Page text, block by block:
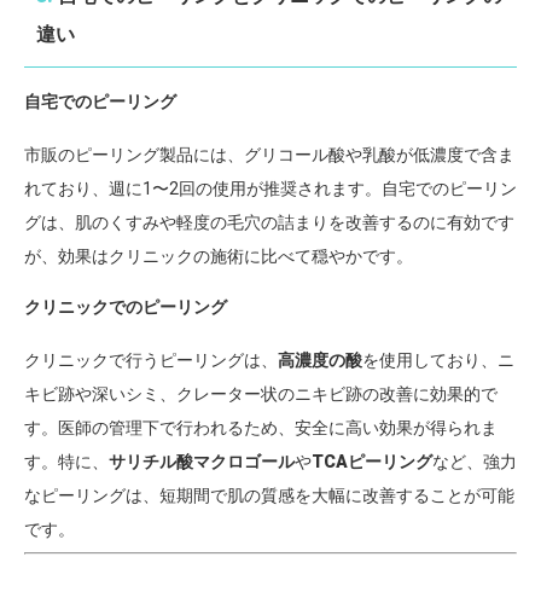
違い
自宅でのピーリング
市販のピーリング製品には、グリコール酸や乳酸が低濃度で含ま
れており、週に1〜2回の使用が推奨されます。自宅でのピーリン
グは、肌のくすみや軽度の毛穴の詰まりを改善するのに有効です
が、効果はクリニックの施術に比べて穏やかです。
クリニックでのピーリング
クリニックで行うピーリングは、 高濃度の酸を使用しており、ニ
キビ跡や深いシミ、クレーター状のニキビ跡の改善に効果的で
す。医師の管理下で行われるため、安全に高い効果が得られま
す。特に、 サリチル酸マクロゴールやTCAピーリングなど、強力
なピーリングは、短期間で肌の質感を大幅に改善することが可能
です。